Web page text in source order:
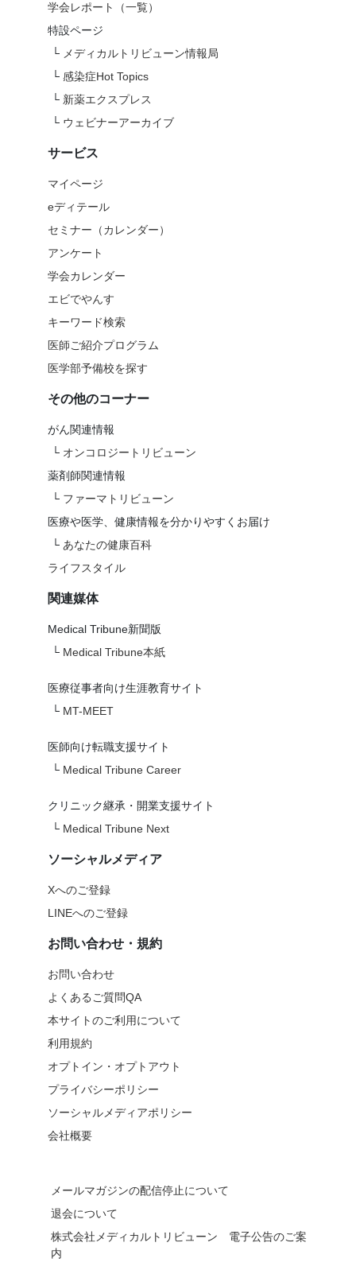
学会レポート（一覧）
特設ページ
└ メディカルトリビューン情報局
└ 感染症Hot Topics
└ 新薬エクスプレス
└ ウェビナーアーカイブ
サービス
マイページ
eディテール
セミナー（カレンダー）
アンケート
学会カレンダー
エビでやんす
キーワード検索
医師ご紹介プログラム
医学部予備校を探す
その他のコーナー
がん関連情報
└ オンコロジートリビューン
薬剤師関連情報
└ ファーマトリビューン
医療や医学、健康情報を分かりやすくお届け
└ あなたの健康百科
ライフスタイル
関連媒体
Medical Tribune新聞版
└ Medical Tribune本紙
医療従事者向け生涯教育サイト
└ MT-MEET
医師向け転職支援サイト
└ Medical Tribune Career
クリニック継承・開業支援サイト
└ Medical Tribune Next
ソーシャルメディア
Xへのご登録
LINEへのご登録
お問い合わせ・規約
お問い合わせ
よくあるご質問QA
本サイトのご利用について
利用規約
オプトイン・オプトアウト
プライバシーポリシー
ソーシャルメディアポリシー
会社概要
メールマガジンの配信停止について
退会について
株式会社メディカルトリビューン 電子公告のご案
内